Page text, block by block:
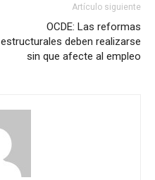
Artículo siguiente
OCDE: Las reformas
estructurales deben realizarse
sin que afecte al empleo